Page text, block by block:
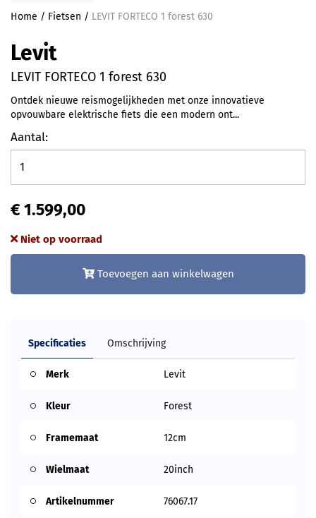
Home / Fietsen / LEVIT FORTECO 1 forest 630
Levit
LEVIT FORTECO 1 forest 630
Ontdek nieuwe reismogelijkheden met onze innovatieve
opvouwbare elektrische fiets die een modern ont...
Aantal:
€ 1.599,00
Niet op voorraad
Toevoegen aan winkelwagen
Specificaties Omschrijving
Merk Levit
Kleur Forest
Framemaat 12cm
Wielmaat 20inch
Artikelnummer 76067.17